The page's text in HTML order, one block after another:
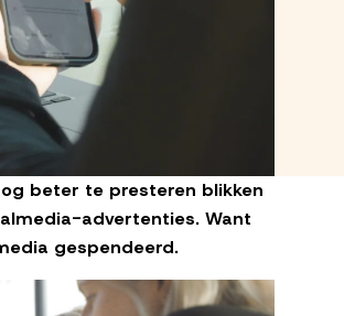
beter te presteren blikken
advertenties. Want
gespendeerd.